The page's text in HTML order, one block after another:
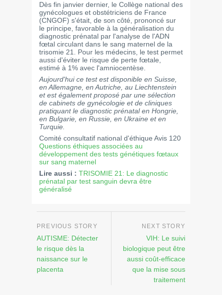
Dès fin janvier dernier, le Collège national des
gynécologues et obstétriciens de France
(CNGOF) s'était, de son côté, prononcé sur
le principe, favorable à la généralisation du
diagnostic prénatal par l'analyse de l'ADN
fœtal circulant dans le sang maternel de la
trisomie 21. Pour les médecins, le test permet
aussi d'éviter le risque de perte fœtale,
estimé à 1% avec l'amniocentèse.
Aujourd'hui ce test est disponible en Suisse,
en Allemagne, en Autriche, au Liechtenstein
et est également proposé par une sélection
de cabinets de gynécologie et de cliniques
pratiquant le diagnostic prénatal en Hongrie,
en Bulgarie, en Russie, en Ukraine et en
Turquie.
Comité consultatif national d'éthique Avis 120
Questions éthiques associées au
développement des tests génétiques fœtaux
sur sang maternel
Lire aussi : TRISOMIE 21: Le diagnostic
prénatal par test sanguin devra être
généralisé
AUTISME: Détecter
le risque dès la
naissance sur le
placenta
VIH: Le suivi
biologique peut être
aussi coût-efficace
que la mise sous
traitement